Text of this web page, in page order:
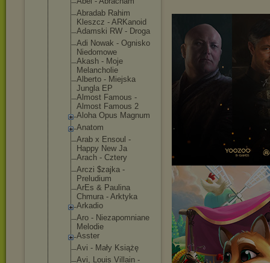
Abradab Rahim
Kleszcz - ARKanoid
Adamski RW - Droga
Adi Nowak - Ognisko
Niedomowe
Akash - Moje
Melancholie
Alberto - Miejska
Jungla EP
Almost Famous -
Almost Famous 2
Aloha Opus Magnum
Anatom
Arab x Ensoul -
Happy New Ja
Arach - Cztery
Arczi $zajka -
Preludium
ArEs & Paulina
Chmura - Arktyka
Arkadio
Aro - Niezapomniane
Melodie
Asster
Avi - Mały Książę
Avi, Louis Villain -